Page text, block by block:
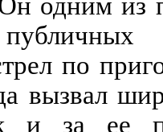
публичных
по
вызвал
и за ее